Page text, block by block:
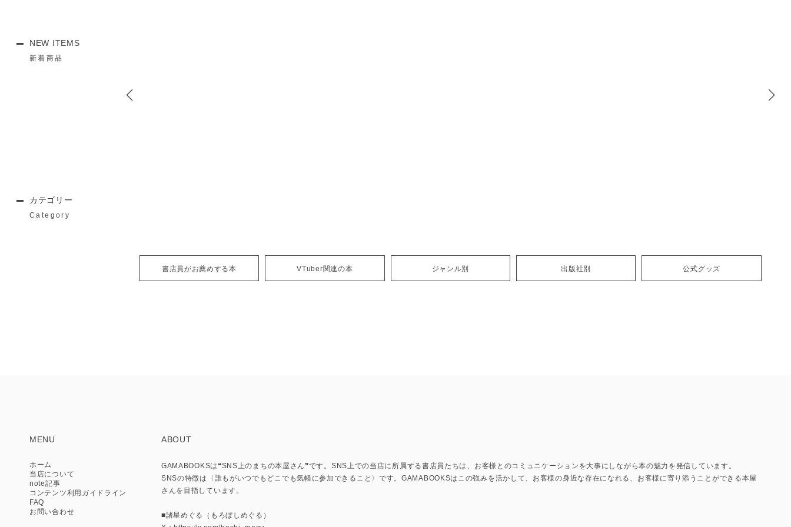
NEW ITEMS
新着商品
カテゴリー
Category
書店員がお薦めする本 VTuber関連の本 ジャンル別 出版社別 公式グッズ
ABOUT
GAMABOOKSは❝SNS上のまちの本屋さん❞です。SNS上での当店に所属する書店員たちは、お客様とのコミュニケーションを大事にしながら本の魅力を発信しています。
SNSの特徴は〈誰もがいつでもどこでも気軽に参加できること〉です。GAMABOOKSはこの強みを活かして、お客様の身近な存在になれる、お客様に寄り添うことができる本屋
さんを目指しています。
■諸星めぐる（もろぼしめぐる）
MENU
ホーム
当店について
note記事
コンテンツ利用ガイドライン
FAQ
お問い合わせ